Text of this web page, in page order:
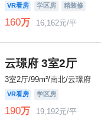
VR看房 学区房 精装修
160万 16,162元/平
云璟府 3室2厅
3室2厅/99m²/南北/云璟府
VR看房 学区房
190万 19,192元/平